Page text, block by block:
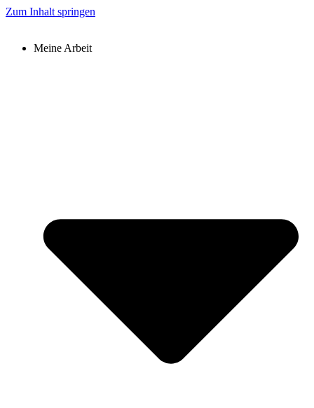
Zum Inhalt springen
Meine Arbeit